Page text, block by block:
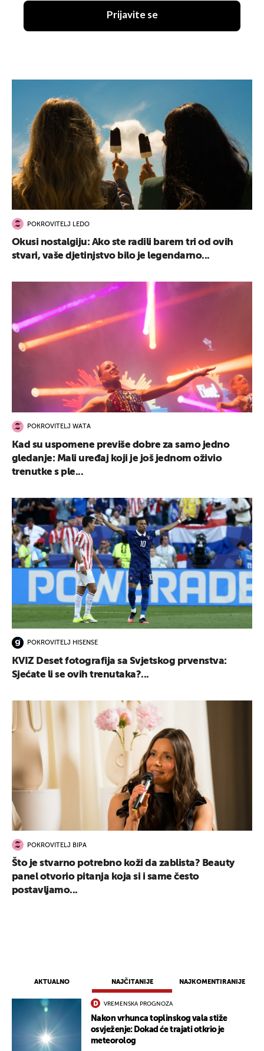
Prijavite se
AKTUALNO NAJČITANIJE NAJKOMENTIRANIJE
VREMENSKA PROGNOZA
Nakon vrhunca toplinskog vala stiže
osvježenje: Dokad će trajati otkrio je
meteorolog
POKROVITELJ LEDO
Okusi nostalgiju: Ako ste radili barem tri od ovih
stvari, vaše djetinjstvo bilo je legendarno...
POKROVITELJ WATA
Kad su uspomene previše dobre za samo jedno
gledanje: Mali uređaj koji je još jednom oživio
trenutke s ple...
POKROVITELJ HISENSE
KVIZ Deset fotografija sa Svjetskog prvenstva:
Sjećate li se ovih trenutaka?...
POKROVITELJ BIPA
Što je stvarno potrebno koži da zablista? Beauty
panel otvorio pitanja koja si i same često
postavljamo...